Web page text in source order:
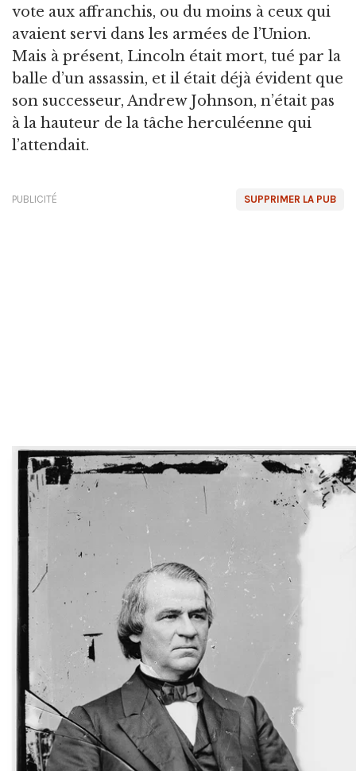
vote aux affranchis, ou du moins à ceux qui
avaient servi dans les armées de l’Union.
Mais à présent, Lincoln était mort, tué par la
balle d’un assassin, et il était déjà évident que
son successeur, Andrew Johnson, n’était pas
à la hauteur de la tâche herculéenne qui
l’attendait.
SUPPRIMER LA PUB
PUBLICITÉ